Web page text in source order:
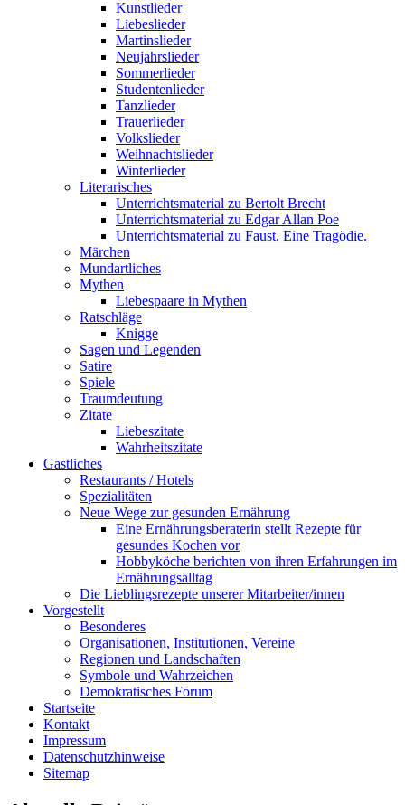
Kunstlieder
Liebeslieder
Martinslieder
Neujahrslieder
Sommerlieder
Studentenlieder
Tanzlieder
Trauerlieder
Volkslieder
Weihnachtslieder
Winterlieder
Literarisches
Unterrichtsmaterial zu Bertolt Brecht
Unterrichtsmaterial zu Edgar Allan Poe
Unterrichtsmaterial zu Faust. Eine Tragödie.
Märchen
Mundartliches
Mythen
Liebespaare in Mythen
Ratschläge
Knigge
Sagen und Legenden
Satire
Spiele
Traumdeutung
Zitate
Liebeszitate
Wahrheitszitate
Gastliches
Restaurants / Hotels
Spezialitäten
Neue Wege zur gesunden Ernährung
Eine Ernährungsberaterin stellt Rezepte für
gesundes Kochen vor
Hobbyköche berichten von ihren Erfahrungen im
Ernährungsalltag
Die Lieblingsrezepte unserer Mitarbeiter/innen
Vorgestellt
Besonderes
Organisationen, Institutionen, Vereine
Regionen und Landschaften
Symbole und Wahrzeichen
Demokratisches Forum
Startseite
Kontakt
Impressum
Datenschutzhinweise
Sitemap